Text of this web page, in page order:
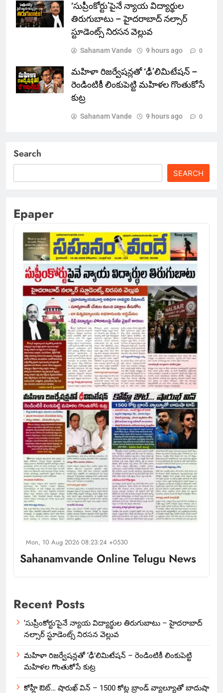
‘సుప్రీంకోర్టు’పైనే న్యాయ విద్యార్థుల
తిరుగుబాటు – హైదరాబాద్ నల్సార్
స్టూడెంట్స్ నిరసన వెల్లువ
Sahanam Vande 9 hours ago 0
మహిళా రిజర్వేషన్లతో ‘ఢీ’లిమిటేషన్ –
రెండింటికీ లింకుపెట్టి మహిళల గొంతుకోసే
కుట్ర
Sahanam Vande 9 hours ago 0
Search
SEARCH
Epaper
Mon, 10 Aug 2026 08:23:24 +0530
Sahanamvande Online Telugu News
Recent Posts
‘సుప్రీంకోర్టు’పైనే న్యాయ విద్యార్థుల తిరుగుబాటు – హైదరాబాద్
నల్సార్ స్టూడెంట్స్ నిరసన వెల్లువ
మహిళా రిజర్వేషన్లతో ‘ఢీ’లిమిటేషన్ – రెండింటికీ లింకుపెట్టి
మహిళల గొంతుకోసే కుట్ర
కోహ్లీ ఔట్… షారుఖ్ విన్ – 1500 కోట్ల బ్రాండ్ వ్యాల్యూతో బాదుషా